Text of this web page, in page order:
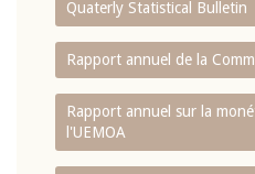
Quaterly Statistical Bulletin
Rapport annuel de la
Rapport annuel sur la
l'UEMOA